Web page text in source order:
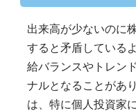
出来高が少ないのに
すると矛盾している
給バランスやトレン
ナルとなることがあ
は、特に個人投資家